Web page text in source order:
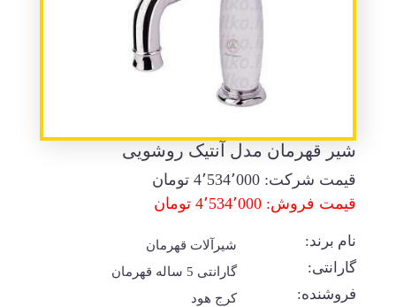
شیر قهرمان مدل آنتیک روشویی
قیمت شرکت: 4٬534٬000تومان
قیمت فروش: 4٬534٬000 تومان
نام برند: شیرآلات قهرمان
گارانتی: گارانتی 5 ساله قهرمان
فروشنده: کرج هود